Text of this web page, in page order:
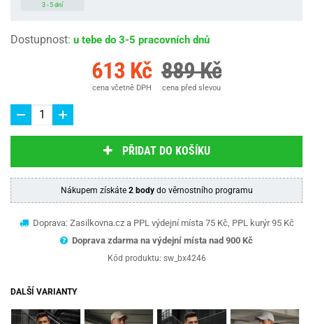
3 - 5 dní
Dostupnost: u tebe do 3-5 pracovních dnů
613 Kč
cena včetně DPH
889 Kč
cena před slevou
PŘIDAT DO KOŠÍKU
Nákupem získáte 2 bodydo věrnostního programu
Doprava: Zasilkovna.cz a PPL výdejní místa 75 Kč, PPL kurýr 95 Kč
Doprava zdarma na výdejní místa nad 900 Kč
Kód produktu: sw_bx4246
DALŠÍ VARIANTY